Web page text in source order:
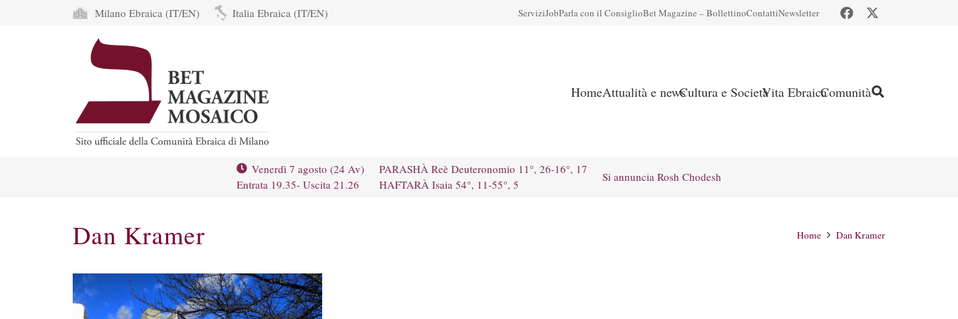
Milano Ebraica (IT/EN) Italia Ebraica (IT/EN) ServiziJobParla con il ConsiglioBet Magazine – BollettinoContattiNewsletter
HomeAttualità e newsCultura e SocietàVita EbraicaComunità
Venerdì 7 agosto (24 Av)
Entrata 19.35- Uscita 21.26
PARASHÀ Reè Deuteronomio 11°, 26-16°, 17
HAFTARÀ Isaia 54°, 11-55°, 5
Si annuncia Rosh Chodesh
Dan Kramer Home Dan Kramer